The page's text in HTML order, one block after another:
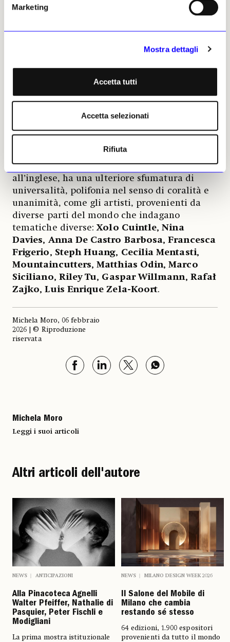
Marketing
Mostra dettagli
Accetta tutti
Accetta selezionati
Rifiuta
13 artisti amici, seguiti o incontrati durante
secondo capitolo previsto per giugno.
, di Irene Solà, edito da
Granta Book, raccontato in modo polifonico,
secondo il concetto di coro: tante voci diverse
cacofonia in armonia e creano una "terza
cosa" rispondendo all'ambiente. La mostra
indaga anche il suono, con tre installazioni
tendente all'armonia se si presta attenzione.
Il termine «corale» in italiano, rispetto
all’inglese, ha una ulteriore sfumatura di
universalità, polifonia nel senso di coralità e
unanimità, come gli artisti, provenienti da
diverse parti del mondo che indagano
tematiche diverse:Xolo Cuintle, Nina
Davies, Anna De Castro Barbosa, Francesca
Frigerio, Steph Huang, Cecilia Mentasti,
Mountaincutters, Matthias Odin, Marco
Siciliano, Riley Tu, Gaspar Willmann, Rafał
Zajko, Luis Enrique Zela-Koort.
Michela Moro, 06 febbraio
2026 | © Riproduzione
riservata
Michela Moro
Leggi i suoi articoli
Altri articoli dell'autore
NEWS ANTICIPAZIONI
Alla Pinacoteca Agnelli
Walter Pfeiffer, Nathalie di
Pasquier, Peter Fischli e
Modigliani
La prima mostra istituzionale
NEWS MILANO DESIGN WEEK 2026
Il Salone del Mobile di
Milano che cambia
restando sé stesso
64 edizioni, 1.900 espositori
provenienti da tutto il mondo